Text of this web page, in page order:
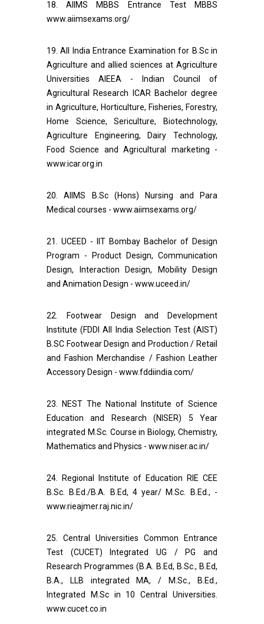
18. AIIMS MBBS Entrance Test MBBS
www.aiimsexams.org/
19. All India Entrance Examination for B.Sc in
Agriculture and allied sciences at Agriculture
Universities AIEEA - Indian Council of
Agricultural Research ICAR Bachelor degree
in Agriculture, Horticulture, Fisheries, Forestry,
Home Science, Sericulture, Biotechnology,
Agriculture Engineering, Dairy Technology,
Food Science and Agricultural marketing -
www.icar.org.in
20. AIIMS B.Sc (Hons) Nursing and Para
Medical courses - www.aiimsexams.org/
21. UCEED - IIT Bombay Bachelor of Design
Program - Product Design, Communication
Design, Interaction Design, Mobility Design
and Animation Design - www.uceed.in/
22. Footwear Design and Development
Institute (FDDI All India Selection Test (AIST)
B.SC Footwear Design and Production / Retail
and Fashion Merchandise / Fashion Leather
Accessory Design - www.fddiindia.com/
23. NEST The National Institute of Science
Education and Research (NISER) 5 Year
integrated M.Sc. Course in Biology, Chemistry,
Mathematics and Physics - www.niser.ac.in/
24. Regional Institute of Education RIE CEE
B.Sc. B.Ed./B.A. B.Ed, 4 year/ M.Sc. B.Ed., -
www.rieajmer.raj.nic.in/
25. Central Universities Common Entrance
Test (CUCET) Integrated UG / PG and
Research Programmes (B.A. B.Ed, B.Sc., B.Ed,
B.A., LLB integrated MA, / M.Sc., B.Ed.,
Integrated M.Sc in 10 Central Universities.
www.cucet.co.in